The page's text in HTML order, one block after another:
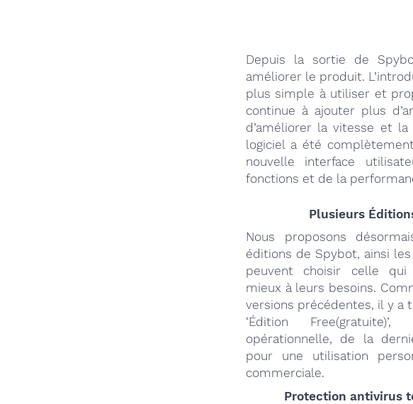
Depuis la sortie de
améliorer le produit.
plus simple à utiliser et
continue à ajouter plus
d’améliorer la vitesse et
logiciel a été
nouvelle interface
fonctions et de la
Plusieurs
Nous proposons
éditions de Spybot, ainsi
peuvent choisir celle
mieux à leurs besoins.
versions précédentes, il y a
‘Édition Free(gratuite)’,
opérationnelle, de la
pour une utilisation
commerciale.
Protection antivirus